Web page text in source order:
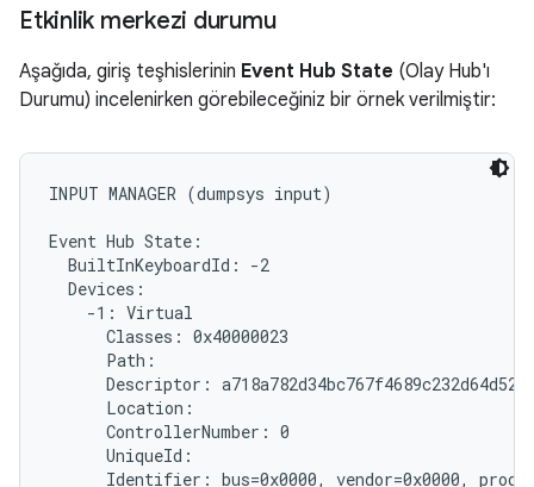
Etkinlik merkezi durumu
Aşağıda, giriş teşhislerinin Event Hub State (Olay Hub'ı
Durumu) incelenirken görebileceğiniz bir örnek verilmiştir:
INPUT MANAGER (dumpsys input)
Event Hub State:
  BuiltInKeyboardId: -2
  Devices:
    -1: Virtual
      Classes: 0x40000023
      Path:
Descriptor:
      Location:
      ControllerNumber: 0
      UniqueId:
Identifier: bus=0x0000, vendor=0x0000,